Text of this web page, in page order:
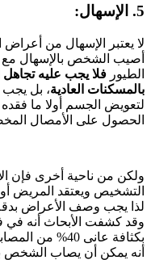
5. الإسهال:
لا يعتبر الإسهال من أعراض
أصيب الشخص بالإسهال مع
الطيور فلا يجب عليه تجاهل
بالمسكنات العادية، بل يجب
لتعويض الجسم أولا ما
الحصول على الأمصال
ولكن من ناحية أخرى فإن
التشخيص ويعتقد المريض
لذا يجب وصف الأعراض
وقد كشفت الأبحاث أنه في
بكثافة عانى
أنه يمكن أن يصاب الشخص